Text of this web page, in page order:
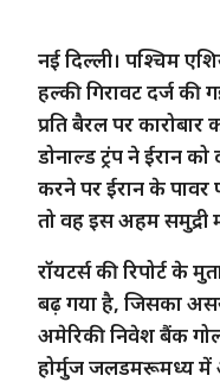
नई दिल्ली। पश्चिम
हल्की गिरावट दर्ज की
प्रति बैरल पर
डोनाल्ड ट्रंप ने ईरान
करने पर ईरान के
तो वह इस अहम समुद्री
रॉयटर्स की रिपोर्ट के
बढ़ गया है, जिसका
अमेरिकी निवेश बैंक
होर्मुज जलडमरूमध्य में